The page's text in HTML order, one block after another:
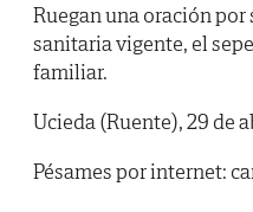
Ruegan una oración
sanitaria vigente, el
familiar.
Ucieda (Ruente), 29 de
Pésames por internet: